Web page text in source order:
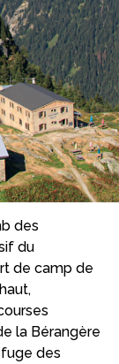
des
du
de camp de
la Bérangère
des